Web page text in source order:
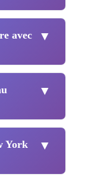
avec
▼
▼
York
▼